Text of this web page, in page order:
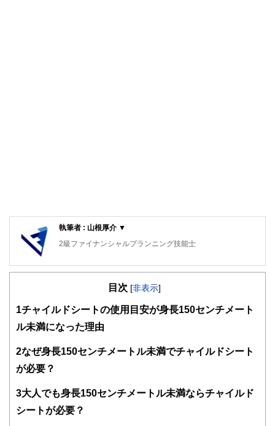
執筆者 : 山根厚介 ▼
2級ファイナンシャルプランニング技能士
目次 [非表示]
1 チャイルドシートの使用目安が身長150センチメート
ル未満になった理由
2なぜ身長150センチメートル未満でチャイルドシート
が必要？
3大人でも身長150センチメートル未満ならチャイルド
シートが必要？